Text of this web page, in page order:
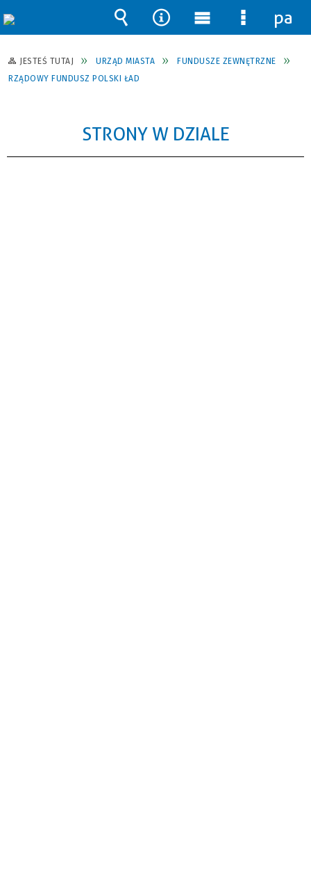
JESTEŚ TUTAJ URZĄD MIASTA
FUNDUSZE ZEWNĘTRZNE
RZĄDOWY FUNDUSZ POLSKI ŁAD
STRONY W DZIALE
Wyszukiwarka
Narzędzia
Menu
główne
Menu